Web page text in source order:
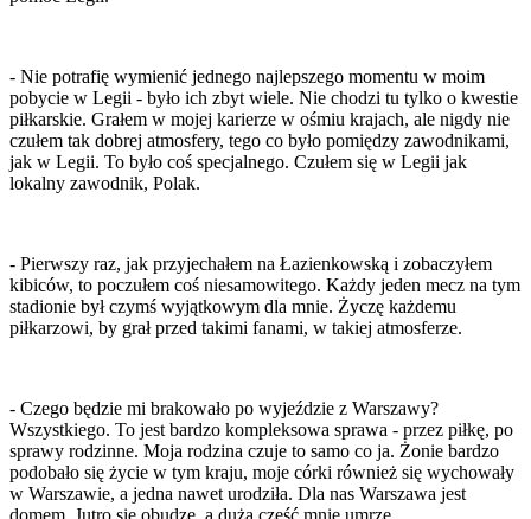
- Nie potrafię wymienić jednego najlepszego momentu w moim
pobycie w Legii - było ich zbyt wiele. Nie chodzi tu tylko o kwestie
piłkarskie. Grałem w mojej karierze w ośmiu krajach, ale nigdy nie
czułem tak dobrej atmosfery, tego co było pomiędzy zawodnikami,
jak w Legii. To było coś specjalnego. Czułem się w Legii jak
lokalny zawodnik, Polak.
- Pierwszy raz, jak przyjechałem na Łazienkowską i zobaczyłem
kibiców, to poczułem coś niesamowitego. Każdy jeden mecz na tym
stadionie był czymś wyjątkowym dla mnie. Życzę każdemu
piłkarzowi, by grał przed takimi fanami, w takiej atmosferze.
- Czego będzie mi brakowało po wyjeździe z Warszawy?
Wszystkiego. To jest bardzo kompleksowa sprawa - przez piłkę, po
sprawy rodzinne. Moja rodzina czuje to samo co ja. Żonie bardzo
podobało się życie w tym kraju, moje córki również się wychowały
w Warszawie, a jedna nawet urodziła. Dla nas Warszawa jest
domem. Jutro się obudzę, a duża część mnie umrze.